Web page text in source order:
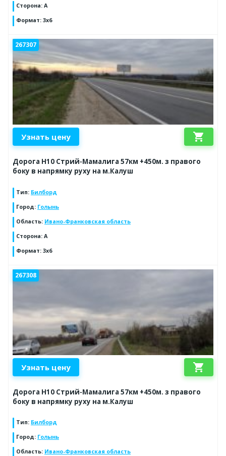
Сторона: А
Формат: 3x6
267307
Узнать цену shopping_cart
Дорога Н10 Стрий-Мамалига 57км +450м. з правого
боку в напрямку руху на м.Калуш
Тип: Билборд
Город: Голынь
Область: Ивано-Франковская область
Сторона: А
Формат: 3x6
267308
Узнать цену shopping_cart
Дорога Н10 Стрий-Мамалига 57км +450м. з правого
боку в напрямку руху на м.Калуш
Тип: Билборд
Город: Голынь
Область: Ивано-Франковская область